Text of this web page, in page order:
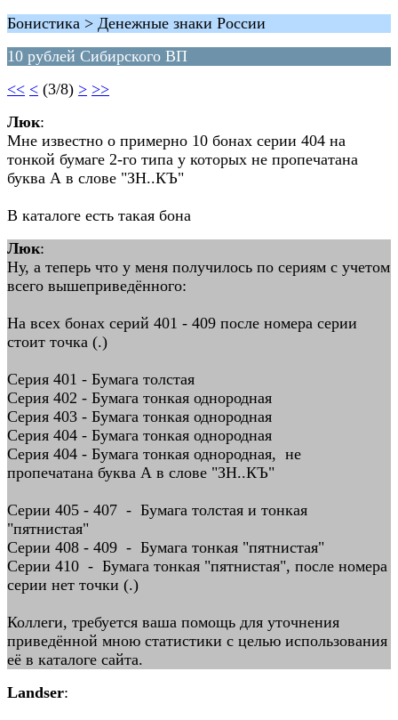
Бонистика > Денежные знаки России
10 рублей Сибирского ВП
<< < (3/8) > >>
Люк:
Мне известно о примерно 10 бонах серии 404 на
тонкой бумаге 2-го типа у которых не пропечатана
буква А в слове "ЗН..КЪ"
В каталоге есть такая бона
Люк:
Ну, а теперь что у меня получилось по сериям с учетом
всего вышеприведённого:
На всех бонах серий 401 - 409 после номера серии
стоит точка (.)
Серия 401 - Бумага толстая
Серия 402 - Бумага тонкая однородная
Серия 403 - Бумага тонкая однородная
Серия 404 - Бумага тонкая однородная
Серия 404 - Бумага тонкая однородная, не
пропечатана буква А в слове "ЗН..КЪ"
Серии 405 - 407 - Бумага толстая и тонкая
"пятнистая"
Серии 408 - 409 - Бумага тонкая "пятнистая"
Серии 410 - Бумага тонкая "пятнистая", после номера
серии нет точки (.)
Коллеги, требуется ваша помощь для уточнения
приведённой мною статистики с целью использования
её в каталоге сайта.
Landser: